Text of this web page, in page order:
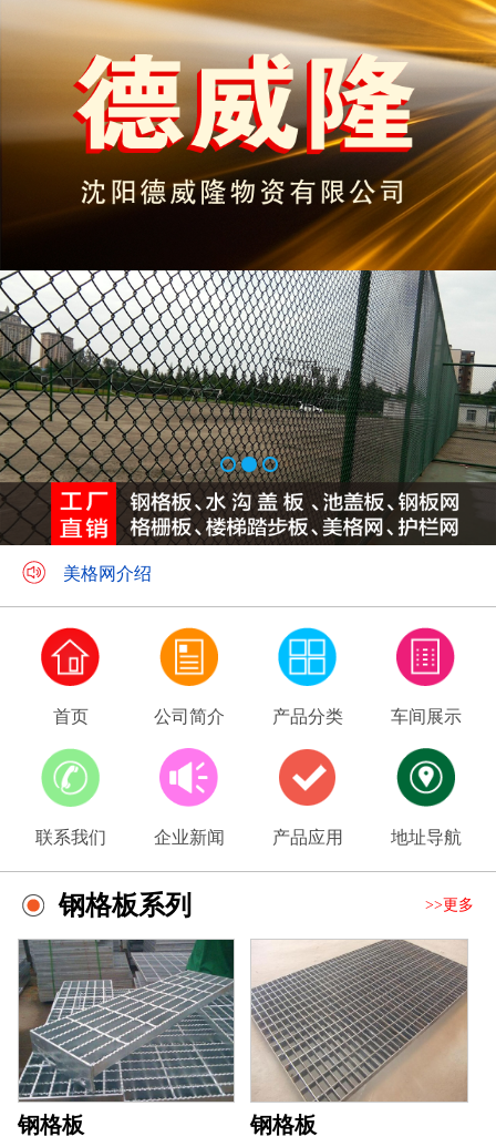
钢格板应用领域
美格网介绍
首页 公司简介 产品分类 车间展示
联系我们 企业新闻 产品应用 地址导航
钢格板系列 >>更多
钢格板 钢格板